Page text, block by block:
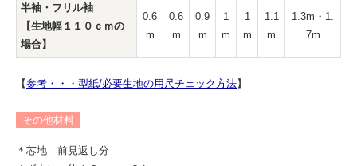
半袖・フリル袖
【生地幅１１０ｃｍの
場合】
0.6
m
0.6
m
0.9
m
1
m
1
m
1.1
m
1.3m・1.
7m
【参考・・・型紙/必要生地の用尺チェック方法】
その他材料
＊芯地 前見返し分